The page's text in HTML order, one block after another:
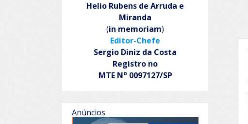
Helio Rubens de Arruda e
Miranda
(in memoriam)
Editor-Chefe
Sergio Diniz da Costa
Registro no
MTE No 0097127/SP
Anúncios